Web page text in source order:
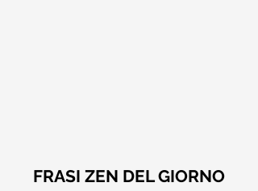
FRASI ZEN DEL GIORNO